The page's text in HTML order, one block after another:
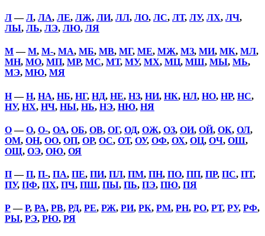
Л—Л, ЛА, ЛЕ, ЛЖ, ЛИ, ЛЛ, ЛО, ЛС, ЛТ, ЛУ, ЛХ, ЛЧ,
ЛЫ, ЛЬ, ЛЭ, ЛЮ, ЛЯ
М—М, М-, МА, МБ, МВ, МГ, МЕ, МЖ, МЗ, МИ, МК, МЛ,
МН, МО, МП, МР, МС, МТ, МУ, МХ, МЦ, МШ, МЫ, МЬ,
МЭ, МЮ, МЯ
Н—Н, НА, НБ, НГ, НД, НЕ, НЗ, НИ, НК, НЛ, НО, НР, НС,
НУ, НХ, НЧ, НЫ, НЬ, НЭ, НЮ, НЯ
О—О, О-, ОА, ОБ, ОВ, ОГ, ОД, ОЖ, ОЗ, ОИ, ОЙ, ОК, ОЛ,
ОМ, ОН, ОО, ОП, ОР, ОС, ОТ, ОУ, ОФ, ОХ, ОЦ, ОЧ, ОШ,
ОЩ, ОЭ, ОЮ, ОЯ
П—П, П-, ПА, ПЕ, ПИ, ПЛ, ПМ, ПН, ПО, ПП, ПР, ПС, ПТ,
ПУ, ПФ, ПХ, ПЧ, ПШ, ПЫ, ПЬ, ПЭ, ПЮ, ПЯ
Р—Р, РА, РВ, РД, РЕ, РЖ, РИ, РК, РМ, РН, РО, РТ, РУ, РФ,
РЫ, РЭ, РЮ, РЯ